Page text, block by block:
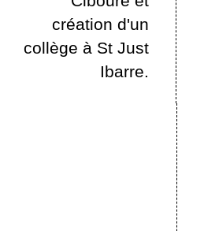
création d'un
collège à St Just
Ibarre.